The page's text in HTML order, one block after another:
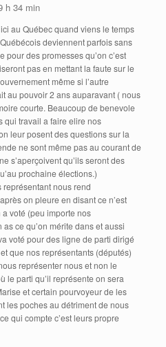
h 34 min
au Québec quand viens le temps
deviennent parfois sans
pour des promesses qu’on c’est
pas en mettant la faute sur le
même si l’autre
au pouvoir 2 ans auparavant ( nous
courte. Beaucoup de benevole
qui travail a faire elire nos
leur posent des questions sur la
ne sont même pas au courant de
s’aperçoivent qu’ils seront des
prochaine élections.)
représentant nous rend
on pleure en disant ce n’est
a voté (peu importe nos
ce qu’on mérite dans et aussi
voté pour des ligne de parti dirigé
que nos représentants (députés)
représenter nous et non le
le parti qu’il représente on sera
et certain pourvoyeur de les
les poches au détriment de nous
qui compte c’est leurs propre